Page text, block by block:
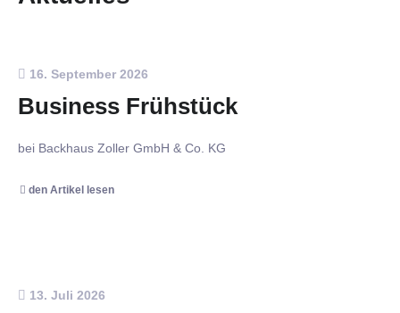
16. September 2026
Business Frühstück
bei Backhaus Zoller GmbH & Co. KG
den Artikel lesen
13. Juli 2026